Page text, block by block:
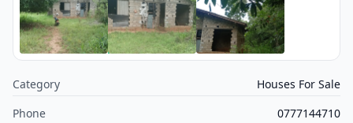
Category
Houses For Sale
Phone
0777144710